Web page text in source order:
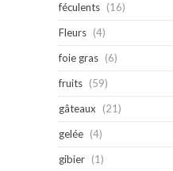
féculents (16)
Fleurs (4)
foie gras (6)
fruits (59)
gâteaux
(21)
gelée (4)
gibier (1)